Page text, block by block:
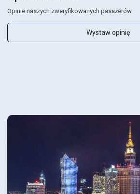
Opinie naszych zweryfikowanych pasażerów
Wystaw opinię